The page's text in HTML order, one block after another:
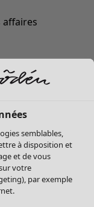
affaires
semblables,
à disposition et
et de vous
votre
par exemple